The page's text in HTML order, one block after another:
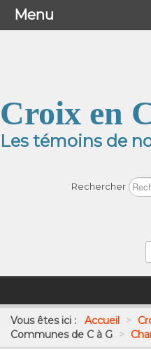
Croix en
Les témoins de
Rechercher
Vous êtes ici : Accueil >
Communes de C à G >
Menu
Menu